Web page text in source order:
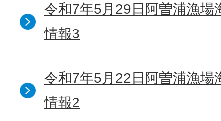
令和7年5月29日阿曽浦漁場
情報3
令和7年5月22日阿曽浦漁場
情報2